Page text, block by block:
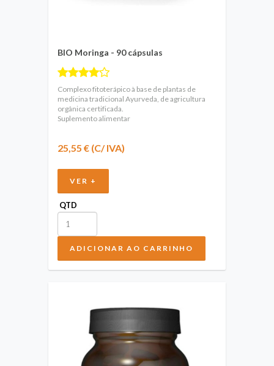
BIO Moringa - 90 cápsulas
Complexo fitoterápico à base de plantas de
medicina tradicional Ayurveda, de agricultura
orgânica certificada.
Suplemento alimentar
25,55 € (C/ IVA)
VER +
QTD
ADICIONAR AO CARRINHO